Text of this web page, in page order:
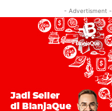
- Advertisment -